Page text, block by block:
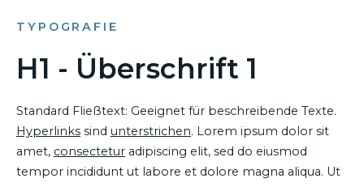
TYPOGRAFIE
H1 - Überschrift 1
Standard Fließtext: Geeignet für beschreibende Texte.
Hyperlinks sind unterstrichen. Lorem ipsum dolor sit
amet, consectetur adipiscing elit, sed do eiusmod
tempor incididunt ut labore et dolore magna aliqua. Ut